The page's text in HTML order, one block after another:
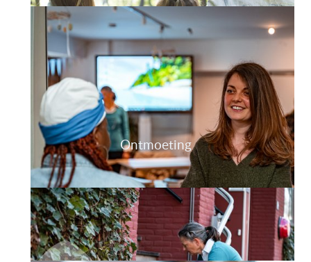
Armoede-aanpak
Ontmoeting